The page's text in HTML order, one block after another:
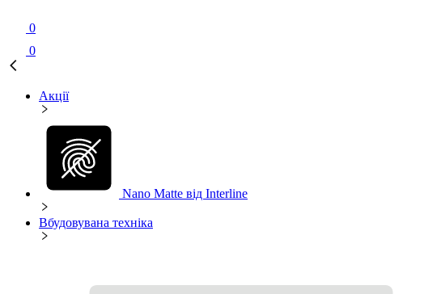
0
0
Акції
Nano Matte від Interline
Вбудовувана техніка